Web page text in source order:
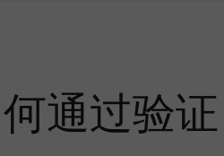
通过验证